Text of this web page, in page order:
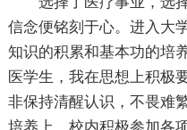
信念便铭刻于心。进入大
知识的积累和基本功的培
医学生，我在思想上积极
非保持清醒认识，不畏难